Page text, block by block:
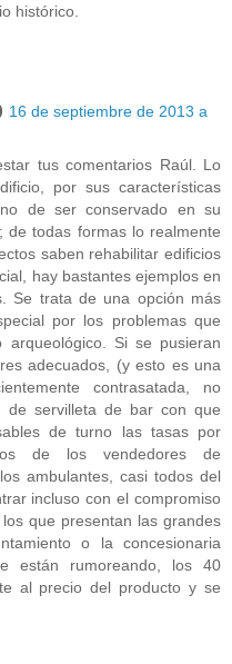
histórico.
16 de septiembre de 2013 a
tus comentarios Raúl. Lo
por sus características
de ser conservado en su
de todas formas lo realmente
saben rehabilitar edificios
hay bastantes ejemplos en
Se trata de una opción más
por los problemas que
arqueológico. Si se pusieran
adecuados, (y esto es una
contrasatada, no
de servilleta de bar con que
de turno las tasas por
de los vendedores de
ambulantes, casi todos del
incluso con el compromiso
que presentan las grandes
o la concesionaria
están rumoreando, los 40
al precio del producto y se